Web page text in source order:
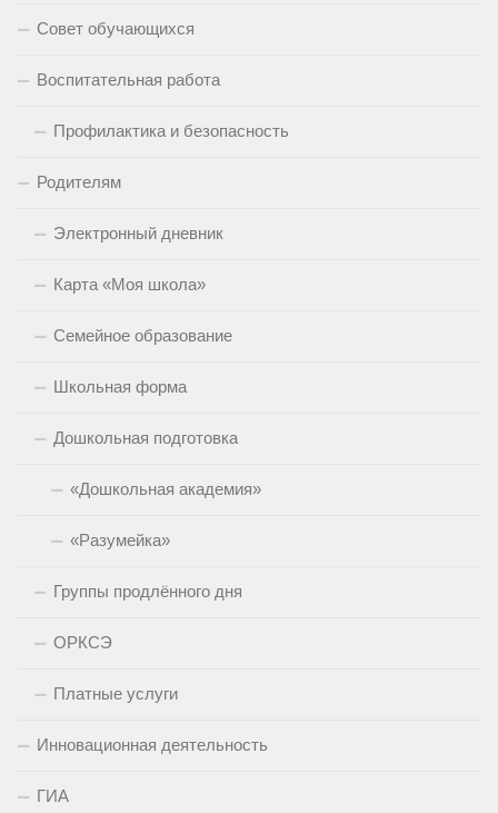
Совет обучающихся
Воспитательная работа
Профилактика и безопасность
Родителям
Электронный дневник
Карта «Моя школа»
Семейное образование
Школьная форма
Дошкольная подготовка
«Дошкольная академия»
«Разумейка»
Группы продлённого дня
ОРКСЭ
Платные услуги
Инновационная деятельность
ГИА